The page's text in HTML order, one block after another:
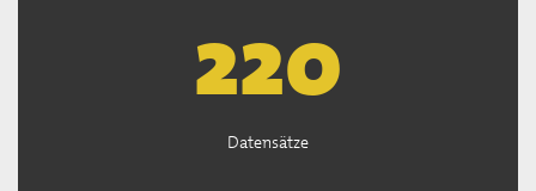
222
Datensätze